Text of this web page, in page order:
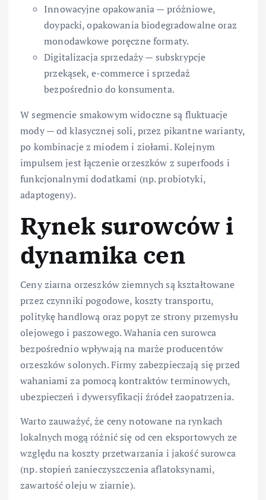
Innowacyjne opakowania — próżniowe,
doypacki, opakowania biodegradowalne oraz
monodawkowe poręczne formaty.
Digitalizacja sprzedaży — subskrypcje
przekąsek, e-commerce i sprzedaż
bezpośrednio do konsumenta.
W segmencie smakowym widoczne są fluktuacje
mody — od klasycznej soli, przez pikantne warianty,
po kombinacje z miodem i ziołami. Kolejnym
impulsem jest łączenie orzeszków z superfoods i
funkcjonalnymi dodatkami (np. probiotyki,
adaptogeny).
Rynek surowców i
dynamika cen
Ceny ziarna orzeszków ziemnych są kształtowane
przez czynniki pogodowe, koszty transportu,
politykę handlową oraz popyt ze strony przemysłu
olejowego i paszowego. Wahania cen surowca
bezpośrednio wpływają na marże producentów
orzeszków solonych. Firmy zabezpieczają się przed
wahaniami za pomocą kontraktów terminowych,
ubezpieczeń i dywersyfikacji źródeł zaopatrzenia.
Warto zauważyć, że ceny notowane na rynkach
lokalnych mogą różnić się od cen eksportowych ze
względu na koszty przetwarzania i jakość surowca
(np. stopień zanieczyszczenia aflatoksynami,
zawartość oleju w ziarnie).